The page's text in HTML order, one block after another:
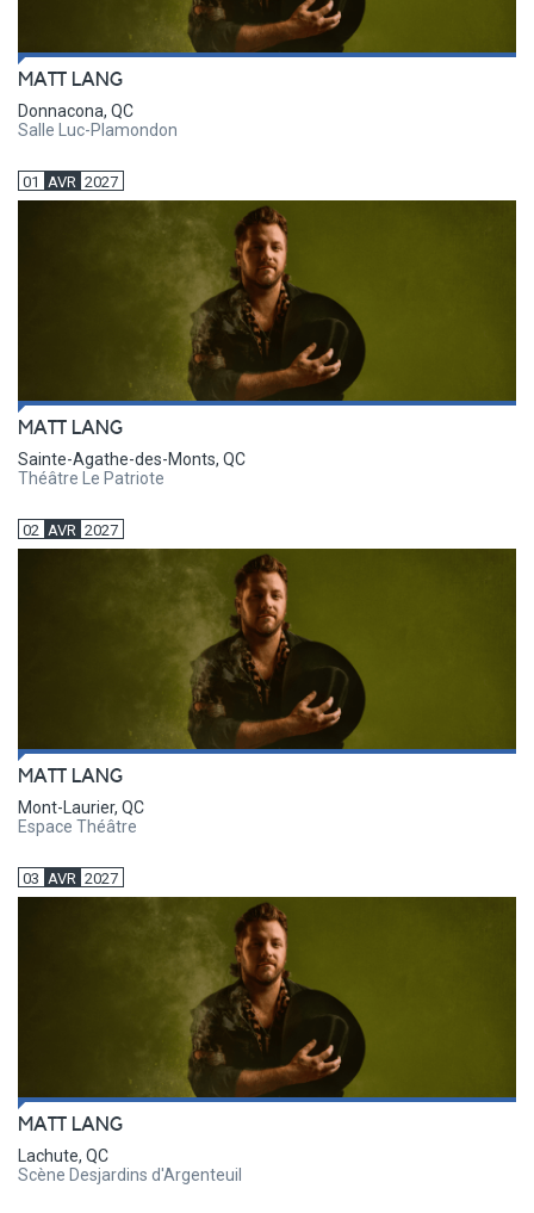
MATT LANG
Donnacona, QC
Salle Luc-Plamondon
01 AVR 2027
MATT LANG
Sainte-Agathe-des-Monts, QC
Théâtre Le Patriote
02 AVR 2027
MATT LANG
Mont-Laurier, QC
Espace Théâtre
03 AVR 2027
MATT LANG
Lachute, QC
Scène Desjardins d'Argenteuil